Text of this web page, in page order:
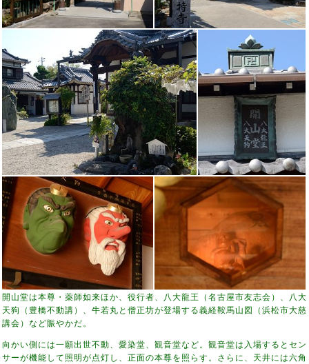
開山堂は本尊・薬師如来ほか、役行者、八大龍王（名古屋市友志会）、八大
天狗（豊橋不動講）、牛若丸と僧正坊が登場する義経鞍馬山図（浜松市大慈
講会）など賑やかだ。
向かい側には一願出世不動、愛染堂、観音堂など。観音堂は入場するとセン
サーが機能して照明が点灯し、正面の本尊を照らす。さらに、天井には六角